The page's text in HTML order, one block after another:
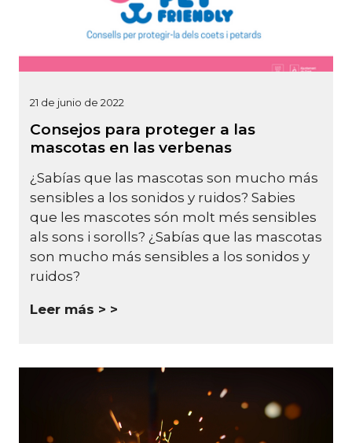
21 de junio de 2022
Consejos para proteger a las
mascotas en las verbenas
¿Sabías que las mascotas son mucho más
sensibles a los sonidos y ruidos? Sabies
que les mascotes són molt més sensibles
als sons i sorolls? ¿Sabías que las mascotas
son mucho más sensibles a los sonidos y
ruidos?
Leer más >